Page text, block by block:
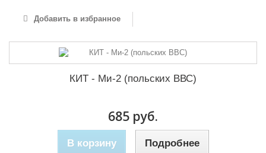
Добавить в избранное
КИТ - Ми-2 (польских ВВС)
685 руб.
В корзину Подробнее